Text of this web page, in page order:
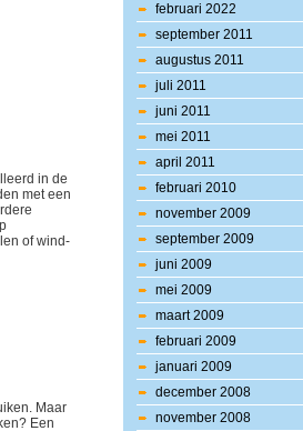
in de
met een
of wind-
Maar
Een
februari 2022
september 2011
augustus 2011
juli 2011
juni 2011
mei 2011
april 2011
februari 2010
november 2009
september 2009
juni 2009
mei 2009
maart 2009
februari 2009
januari 2009
december 2008
november 2008